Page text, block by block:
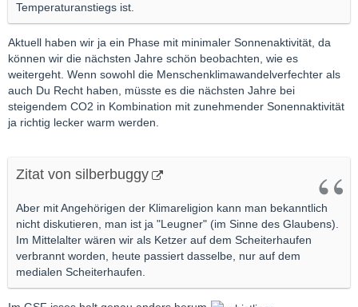
Temperaturanstiegs ist.
Aktuell haben wir ja ein Phase mit minimaler Sonnenaktivität, da
können wir die nächsten Jahre schön beobachten, wie es
weitergeht. Wenn sowohl die Menschenklimawandelverfechter als
auch Du Recht haben, müsste es die nächsten Jahre bei
steigendem CO2 in Kombination mit zunehmender Sonennaktivität
ja richtig lecker warm werden.
Zitat von silberbuggy
Aber mit Angehörigen der Klimareligion kann man bekanntlich
nicht diskutieren, man ist ja "Leugner" (im Sinne des Glaubens).
Im Mittelalter wären wir als Ketzer auf dem Scheiterhaufen
verbrannt worden, heute passiert dasselbe, nur auf dem
medialen Scheiterhaufen.